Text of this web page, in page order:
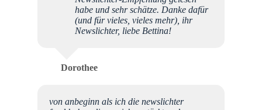
habe und sehr schätze. Danke dafür
(und für vieles, vieles mehr), ihr
Newslichter, liebe Bettina!
Dorothee
von anbeginn als ich die newslichter